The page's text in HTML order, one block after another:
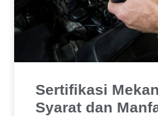
Sertifikasi
Syarat dan